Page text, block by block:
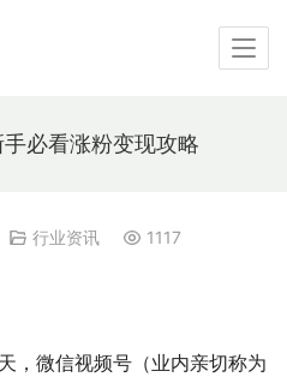
必看涨粉变现攻略
行业资讯 1117
，微信视频号（业内亲切称为